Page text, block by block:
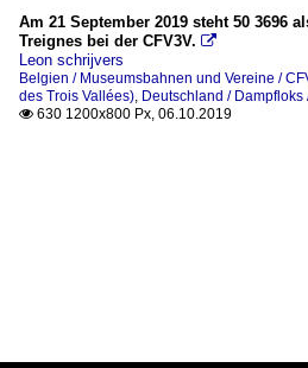
Am 21 September 2019 steht 50 3696
Treignes bei der CFV3V. 
Leon schrijvers
Belgien / Museumsbahnen und Vereine /
des Trois Vallées), Deutschland /
 630 1200x800 Px, 06.10.2019